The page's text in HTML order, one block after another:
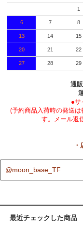
1
6 7 8
13 14 15
20 21 22
27 28 29
通
●サ
(予約商品入荷時の発送
す。メール返
@moon_base_TF
最近チェックした商品